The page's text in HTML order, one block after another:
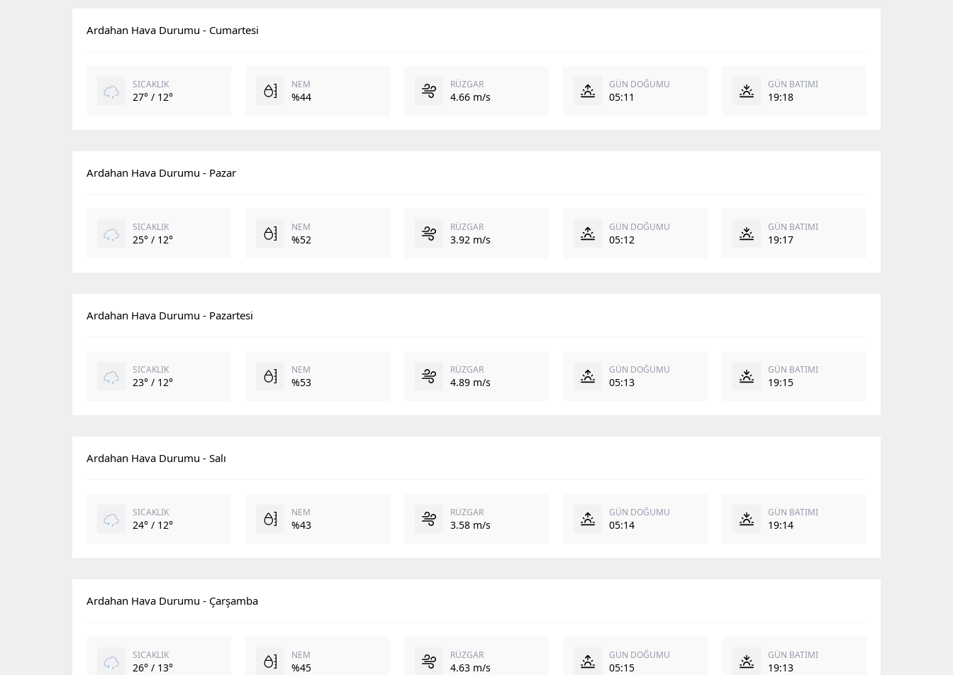
Ardahan Hava Durumu - Cumartesi
SICAKLIK
27° / 12°
NEM
%44
RÜZGAR
4.66 m/s
GÜN DOĞUMU
05:11
GÜN BATIMI
19:18
Ardahan Hava Durumu - Pazar
SICAKLIK
25° / 12°
NEM
%52
RÜZGAR
3.92 m/s
GÜN DOĞUMU
05:12
GÜN BATIMI
19:17
Ardahan Hava Durumu - Pazartesi
SICAKLIK
23° / 12°
NEM
%53
RÜZGAR
4.89 m/s
GÜN DOĞUMU
05:13
GÜN BATIMI
19:15
Ardahan Hava Durumu - Salı
SICAKLIK
24° / 12°
NEM
%43
RÜZGAR
3.58 m/s
GÜN DOĞUMU
05:14
GÜN BATIMI
19:14
Ardahan Hava Durumu - Çarşamba
SICAKLIK
26° / 13°
NEM
%45
RÜZGAR
4.63 m/s
GÜN DOĞUMU
05:15
GÜN BATIMI
19:13